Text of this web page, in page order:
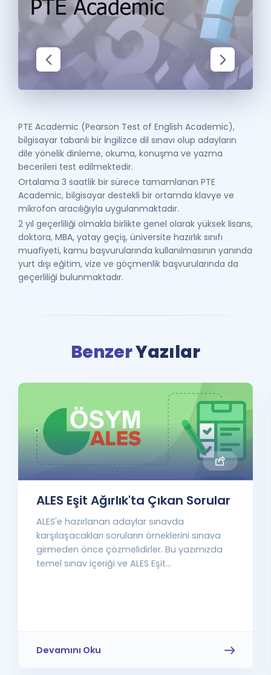
Puan Hesaplama
Rehberlik Aracı
ÖSYM Sınav Takvimi
Kampanyalar
İngilizce Gramer
PTE Academic (Pearson Test of English Academic),
bilgisayar tabanlı bir İngilizce dil sınavı olup adayların
dile yönelik dinleme, okuma, konuşma ve yazma
becerileri test edilmektedir.
Ortalama 3 saatlik bir sürece tamamlanan PTE
Academic, bilgisayar destekli bir ortamda klavye ve
mikrofon aracılığıyla uygulanmaktadır.
2 yıl geçerliliği olmakla birlikte genel olarak yüksek lisans,
doktora, MBA, yatay geçiş, üniversite hazırlık sınıfı
muafiyeti, kamu başvurularında kullanılmasının yanında
yurt dışı eğitim, vize ve göçmenlik başvurularında da
geçerliliği bulunmaktadır.
BenzerYazılar
ALES Eşit Ağırlık'ta Çıkan Sorular
ALES'e hazırlanan adaylar sınavda
karşılaşacakları soruların örneklerini sınava
girmeden önce çözmelidirler. Bu yazımızda
temel sınav içeriği ve ALES Eşit...
Devamını Oku